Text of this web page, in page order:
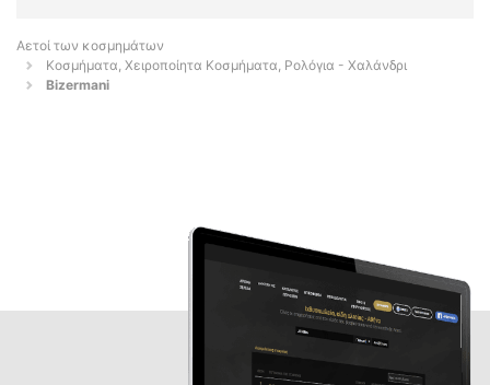
Αετοί των κοσμημάτων
Κοσμήματα, Χειροποίητα Κοσμήματα, Ρολόγια - Χαλάνδρι
Bizermani